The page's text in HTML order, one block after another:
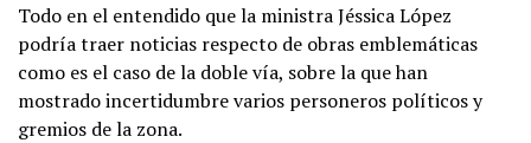
Todo en el entendido que la ministra Jéssica López
podría traer noticias respecto de obras emblemáticas
como es el caso de la doble vía, sobre la que han
mostrado incertidumbre varios personeros políticos y
gremios de la zona.